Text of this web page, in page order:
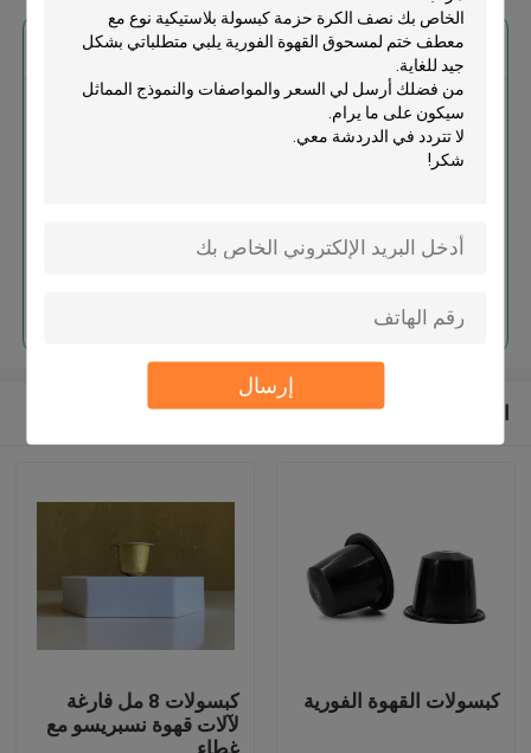
إرسال
احصل على افضل سعر ل
نصف الكرة حزمة كبسولة بلاستيكية
نوع مع معطف ختم لمسحوق القهوة
المنتجات الموصى بها
كبسولات القهوة الفورية
كبسولات 8 مل فارغة
لآلات قهوة نسبريسو مع